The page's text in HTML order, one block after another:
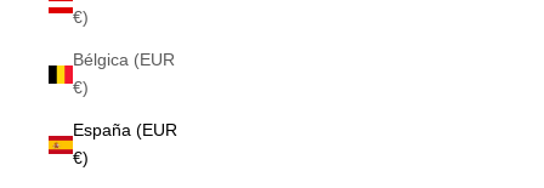
€)
Bélgica (EUR
€)
España (EUR
€)